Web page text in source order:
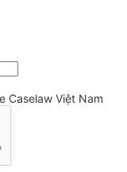
Caselaw Việt Nam